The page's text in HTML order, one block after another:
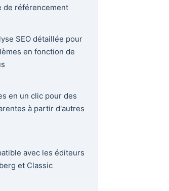
de référencement
SEO détaillée pour
en fonction de
en un clic pour des
à partir d'autres
avec les éditeurs
et Classic